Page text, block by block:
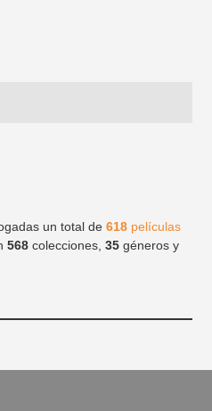
un total de618 películas
568 colecciones,35 géneros y